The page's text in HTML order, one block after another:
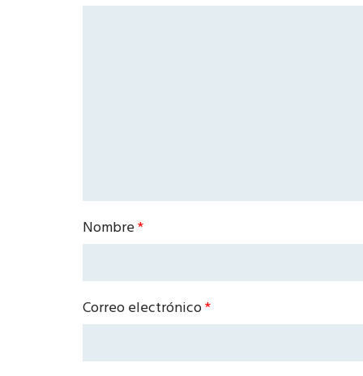
Nombre*
Correo electrónico*